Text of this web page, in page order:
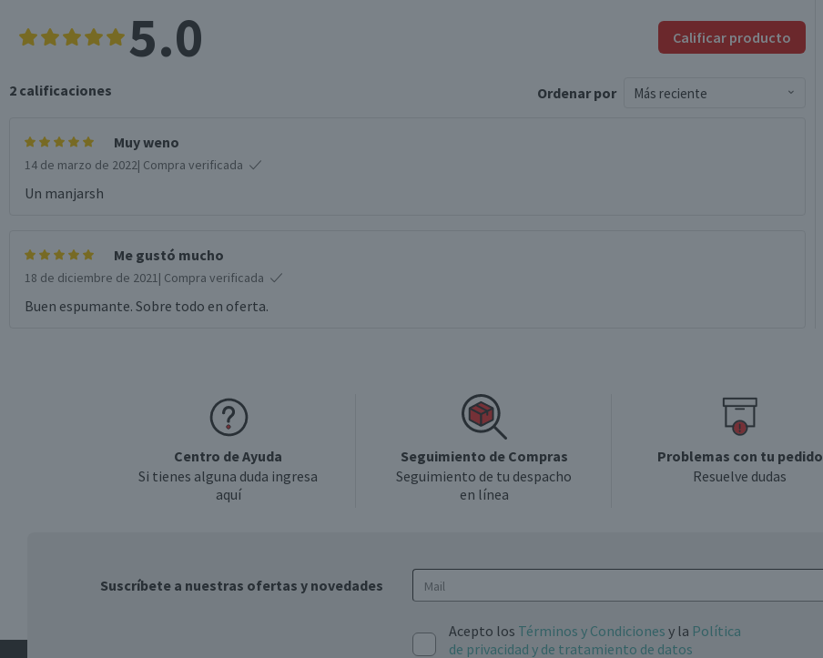
Graduación Alcohólica
Garantía Mínima Legal
5.0 Calificar producto
2 calificaciones Ordenar por Más reciente
Muy weno
14 de marzo de 2022| Compra verificada
Un manjarsh
Me gustó mucho
18 de diciembre de 2021| Compra verificada
Buen espumante. Sobre todo en oferta.
Centro de Ayuda
Si tienes alguna duda ingresa
aquí
Seguimiento de Compras
Seguimiento de tu despacho
en línea
Problemas con tu pedido
Resuelve dudas
Suscríbete a nuestras ofertas y novedades
Acepto los Términos y Condiciones y la Política
de privacidad y de tratamiento de datos